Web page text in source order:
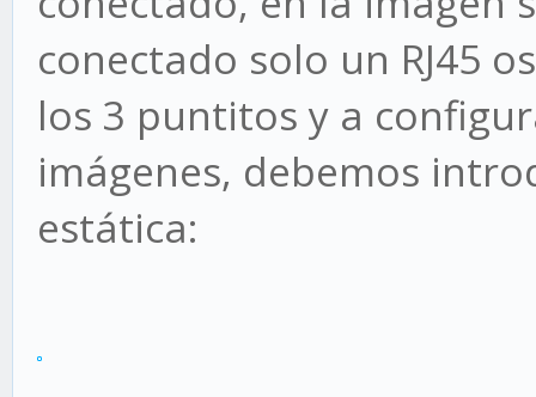
conectado solo un RJ45
los 3 puntitos y a
imágenes, debemos
estática: